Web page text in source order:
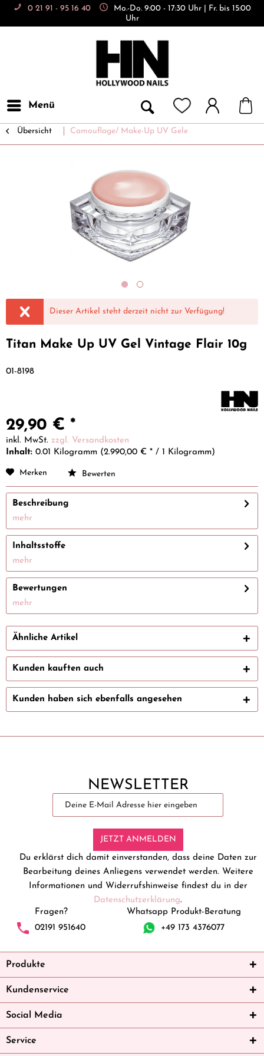
0 21 91 - 95 16 40
Mo.-Do. 9:00 - 17:30 Uhr | Fr. bis 15:00
Uhr
Menü
Übersicht Camouflage/ Make-Up UV Gele
Dieser Artikel steht derzeit nicht zur Verfügung!
Titan Make Up UV Gel Vintage Flair 10g
01-8198
29,90 € *
inkl. MwSt. zzgl. Versandkosten
Inhalt: 0.01 Kilogramm (2.990,00 € * / 1 Kilogramm)
Merken Bewerten
Beschreibung
mehr
Inhaltsstoffe
mehr
Bewertungen
mehr
Ähnliche Artikel
Kunden kauften auch
Kunden haben sich ebenfalls angesehen
NEWSLETTER
JETZT ANMELDEN
Du erklärst dich damit einverstanden, dass deine Daten zur
Bearbeitung deines Anliegens verwendet werden. Weitere
Informationen und Widerrufshinweise findest du in der
Datenschutzerklärung.
Fragen?
02191 951640
Whatsapp Produkt-Beratung
+49 173 4376077
Produkte
Kundenservice
Social Media
Service